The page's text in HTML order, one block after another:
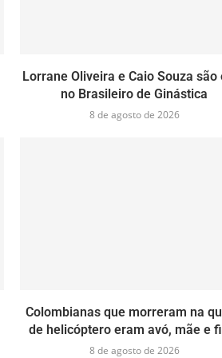
Lorrane Oliveira e Caio Souza são
no Brasileiro de Ginástica
8 de agosto de 2026
Colombianas que morreram na
de helicóptero eram avó, mãe e
8 de agosto de 2026